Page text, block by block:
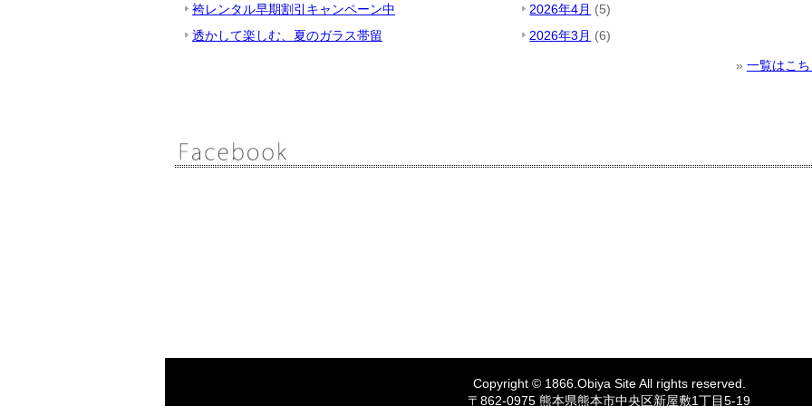
袴レンタル早期割引キャンペーン中
透かして楽しむ、夏のガラス帯留
2026年4月 (5)
2026年3月 (6)
» 一覧はこ
Copyright © 1866. Obiya Site All rights reserved.
〒862-0975 熊本県熊本市中央区新屋敷1丁目5-19